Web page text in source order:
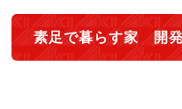
素足で暮らす家 開